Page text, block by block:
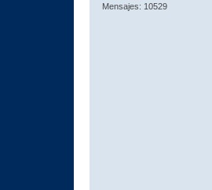
Mensajes: 10529